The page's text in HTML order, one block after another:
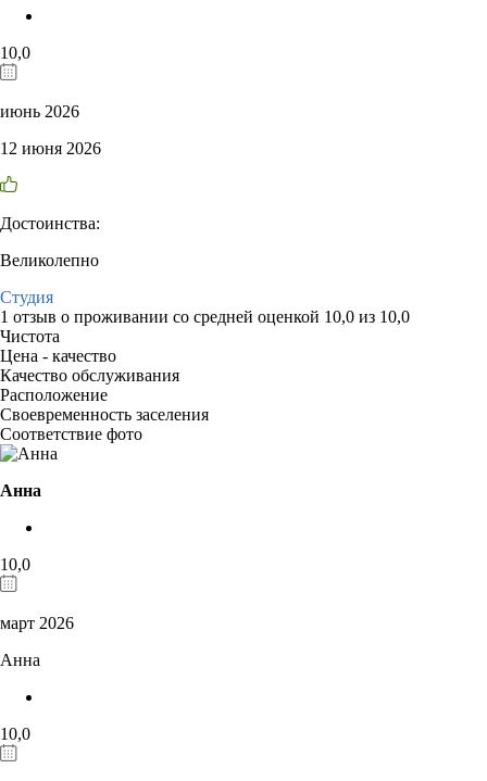
10,0
июнь 2026
12 июня 2026
Достоинства:
Великолепно
Студия
1 отзыв о проживании со средней оценкой 10,0 из 10,0
Чистота
Цена - качество
Качество обслуживания
Расположение
Своевременность заселения
Соответствие фото
Анна
10,0
март 2026
Анна
10,0